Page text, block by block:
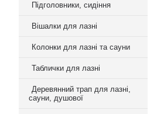
Підголовники, сидіння
Вішалки для лазні
Колонки для лазні та сауни
Таблички для лазні
Деревянний трап для лазні,
сауни, душової